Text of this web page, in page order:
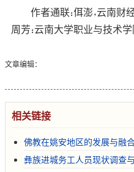
作者通联：佴澎，云南财
周芳：云南大学职业与技术学
文章编辑：
相关链接
佛教在姚安地区的发展与融
彝族进城务工人员现状调查